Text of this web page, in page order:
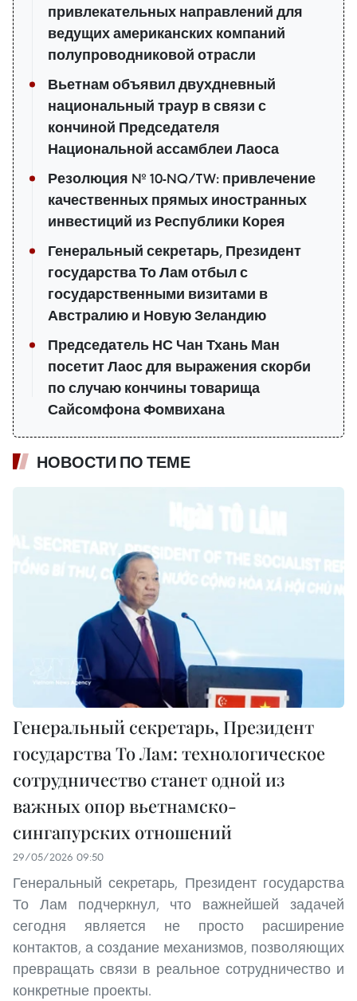
привлекательных направлений для
ведущих американских компаний
полупроводниковой отрасли
Вьетнам объявил двухдневный
национальный траур в связи с
кончиной Председателя
Национальной ассамблеи Лаоса
Резолюция № 10-NQ/TW: привлечение
качественных прямых иностранных
инвестиций из Республики Корея
Генеральный секретарь, Президент
государства То Лам отбыл с
государственными визитами в
Австралию и Новую Зеландию
Председатель НС Чан Тхань Ман
посетит Лаос для выражения скорби
по случаю кончины товарища
Сайсомфона Фомвихана
НОВОСТИ ПО ТЕМЕ
Генеральный секретарь, Президент
государства То Лам: технологическое
сотрудничество станет одной из
важных опор вьетнамско-
сингапурских отношений
29/05/2026 09:50
Генеральный секретарь, Президент государства
То Лам подчеркнул, что важнейшей задачей
сегодня является не просто расширение
контактов, а создание механизмов, позволяющих
превращать связи в реальное сотрудничество и
конкретные проекты.